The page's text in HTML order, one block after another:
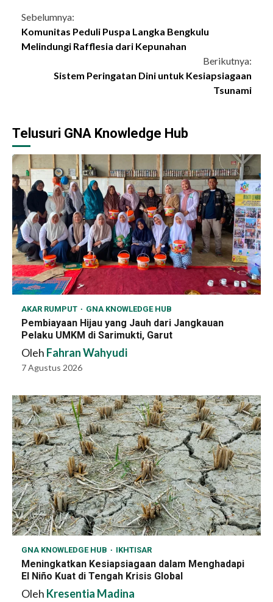
Continue
Reading
Sebelumnya:
Komunitas Peduli Puspa Langka Bengkulu
Melindungi Rafflesia dari Kepunahan
Berikutnya:
Sistem Peringatan Dini untuk Kesiapsiagaan
Tsunami
Telusuri GNA Knowledge Hub
AKAR RUMPUT GNA KNOWLEDGE HUB
Pembiayaan Hijau yang Jauh dari Jangkauan
Pelaku UMKM di Sarimukti, Garut
Oleh Fahran Wahyudi
7 Agustus 2026
GNA KNOWLEDGE HUB IKHTISAR
Meningkatkan Kesiapsiagaan dalam Menghadapi
El Niño Kuat di Tengah Krisis Global
Oleh Kresentia Madina